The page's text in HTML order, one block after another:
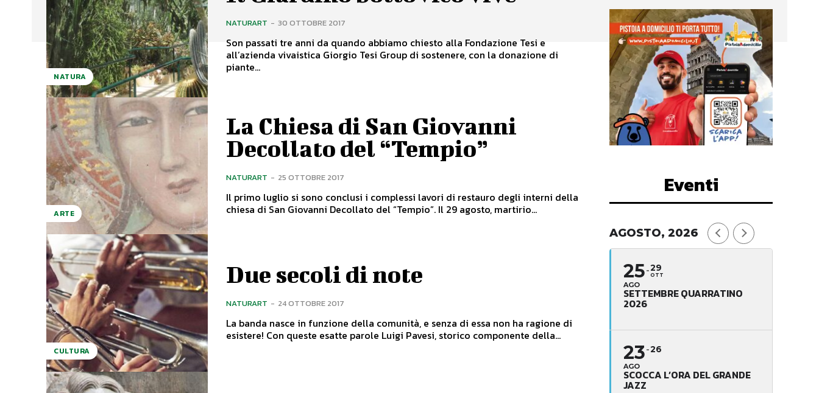
NATURA
NATURART - 30 OTTOBRE 2017
Son passati tre anni da quando abbiamo chiesto alla Fondazione Tesi e
all’azienda vivaistica Giorgio Tesi Group di sostenere, con la donazione di
piante...
ARTE
La Chiesa di San Giovanni
Decollato del “Tempio”
NATURART - 25 OTTOBRE 2017
Il primo luglio si sono conclusi i complessi lavori di restauro degli interni della
chiesa di San Giovanni Decollato del “Tempio”. Il 29 agosto, martirio...
CULTURA
Due secoli di note
NATURART - 24 OTTOBRE 2017
La banda nasce in funzione della comunità, e senza di essa non ha ragione di
esistere! Con queste esatte parole Luigi Pavesi, storico componente della...
Eventi
AGOSTO, 2026
25
AGO
29
OTT
SETTEMBRE QUARRATINO
2026
23
AGO
26
SCOCCA L’ORA DEL GRANDE
JAZZ